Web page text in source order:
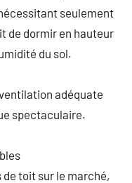
seulement
de dormir en hauteur
du sol.
adéquate
spectaculaire.
toit sur le marché,